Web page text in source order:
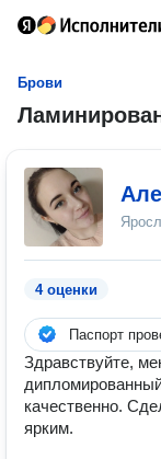
Брови
4 оценки
Паспорт
Здравствуйте,
качественно.
ярким.